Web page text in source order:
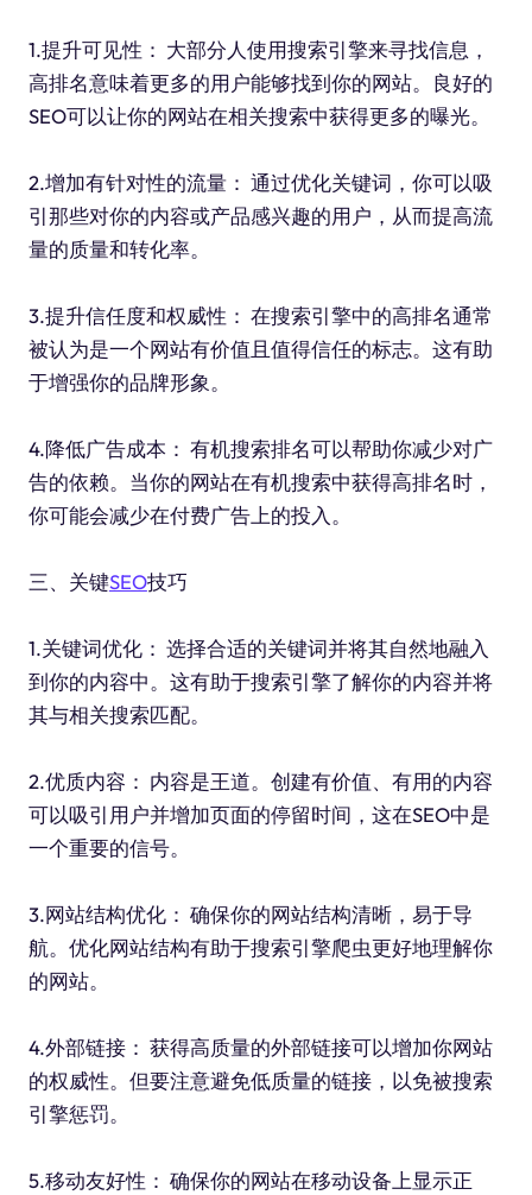
1.提升可见性： 大部分人使用搜索引擎来寻找信息，
高排名意味着更多的用户能够找到你的网站。良好的
SEO可以让你的网站在相关搜索中获得更多的曝光。
2.增加有针对性的流量： 通过优化关键词，你可以吸
引那些对你的内容或产品感兴趣的用户，从而提高流
量的质量和转化率。
3.提升信任度和权威性： 在搜索引擎中的高排名通常
被认为是一个网站有价值且值得信任的标志。这有助
于增强你的品牌形象。
4.降低广告成本： 有机搜索排名可以帮助你减少对广
告的依赖。当你的网站在有机搜索中获得高排名时，
你可能会减少在付费广告上的投入。
三、关键SEO技巧
1.关键词优化： 选择合适的关键词并将其自然地融入
到你的内容中。这有助于搜索引擎了解你的内容并将
其与相关搜索匹配。
2.优质内容： 内容是王道。创建有价值、有用的内容
可以吸引用户并增加页面的停留时间，这在SEO中是
一个重要的信号。
3.网站结构优化： 确保你的网站结构清晰，易于导
航。优化网站结构有助于搜索引擎爬虫更好地理解你
的网站。
4.外部链接： 获得高质量的外部链接可以增加你网站
的权威性。但要注意避免低质量的链接，以免被搜索
引擎惩罚。
5.移动友好性： 确保你的网站在移动设备上显示正